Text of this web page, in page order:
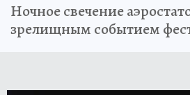
Ночное свечение
зрелищным событием